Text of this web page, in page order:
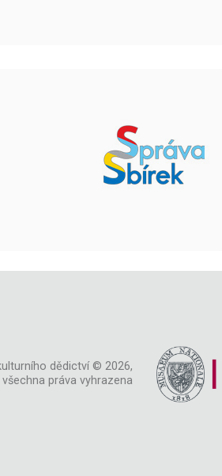
dědictví © 2026,
všechna práva vyhrazena